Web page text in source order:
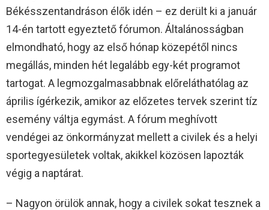
Békésszentandráson élők idén – ez derült ki a január
14-én tartott egyeztető fórumon. Általánosságban
elmondható, hogy az első hónap közepétől nincs
megállás, minden hét legalább egy-két programot
tartogat. A legmozgalmasabbnak előreláthatólag az
április ígérkezik, amikor az előzetes tervek szerint tíz
esemény váltja egymást. A fórum meghívott
vendégei az önkormányzat mellett a civilek és a helyi
sportegyesületek voltak, akikkel közösen lapozták
végig a naptárat.
– Nagyon örülök annak, hogy a civilek sokat tesznek a